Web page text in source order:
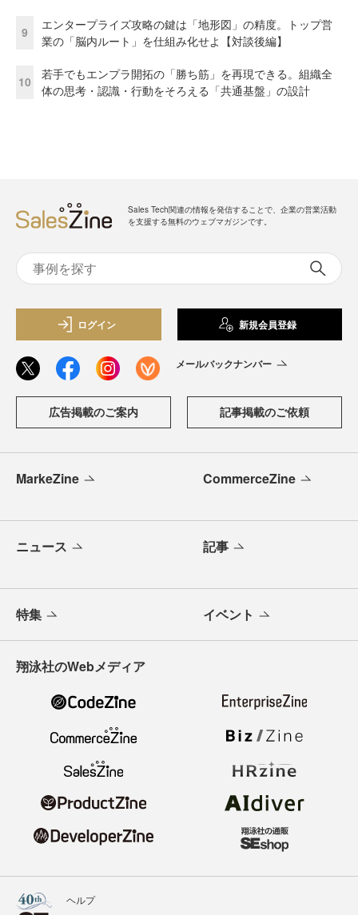
9
エンタープライズ攻略の鍵は「地形図」の精度。トップ営
業の「脳内ルート」を仕組み化せよ【対談後編】
10
若手でもエンプラ開拓の「勝ち筋」を再現できる。組織全
体の思考・認識・行動をそろえる「共通基盤」の設計
Sales Tech関連の情報を発信することで、企業の営業活動
を支援する無料のウェブマガジンです。
ログイン 新規会員登録
メールバックナンバー
広告掲載のご案内 記事掲載のご依頼
MarkeZine CommerceZine
ニュース 記事
特集 イベント
翔泳社のWebメディア
ヘルプ